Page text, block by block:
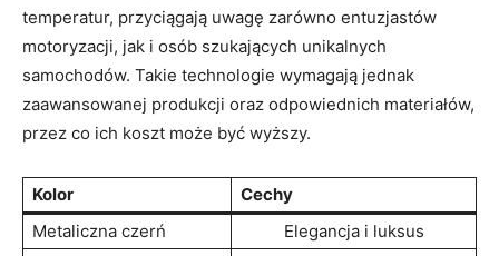
temperatur, przyciągają uwagę zarówno entuzjastów
motoryzacji, jak i osób szukających unikalnych
samochodów. Takie technologie wymagają jednak
zaawansowanej produkcji oraz odpowiednich materiałów,
przez co ich koszt może być wyższy.
Kolor
Cechy
Metaliczna czerń
Elegancja i luksus